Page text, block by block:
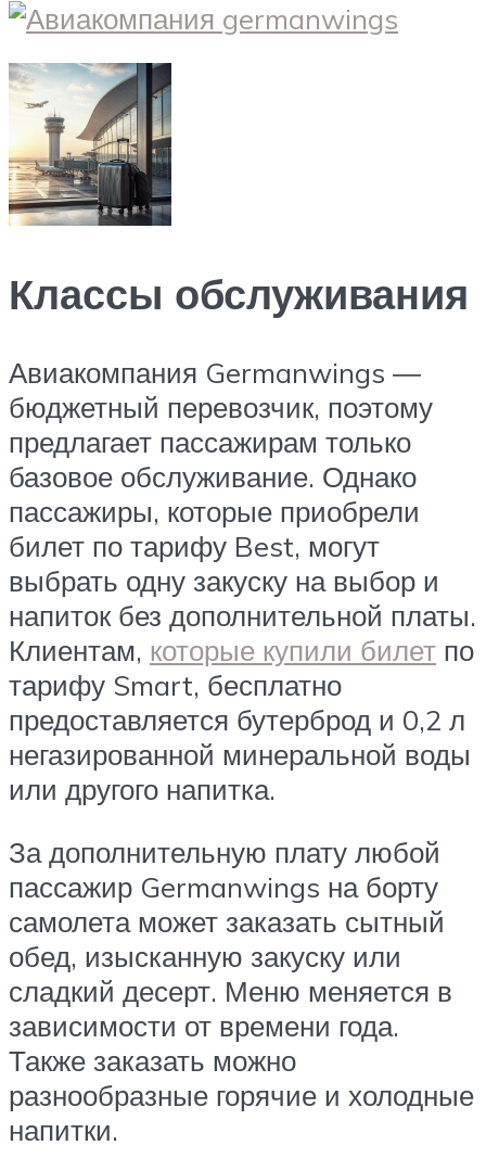
Классы обслуживания
Авиакомпания Germanwings ―
бюджетный перевозчик, поэтому
предлагает пассажирам только
базовое обслуживание. Однако
пассажиры, которые приобрели
билет по тарифу Best, могут
выбрать одну закуску на выбор и
напиток без дополнительной платы.
Клиентам, которые купили билет по
тарифу Smart, бесплатно
предоставляется бутерброд и 0,2 л
негазированной минеральной воды
или другого напитка.
За дополнительную плату любой
пассажир Germanwings на борту
самолета может заказать сытный
обед, изысканную закуску или
сладкий десерт. Меню меняется в
зависимости от времени года.
Также заказать можно
разнообразные горячие и холодные
напитки.